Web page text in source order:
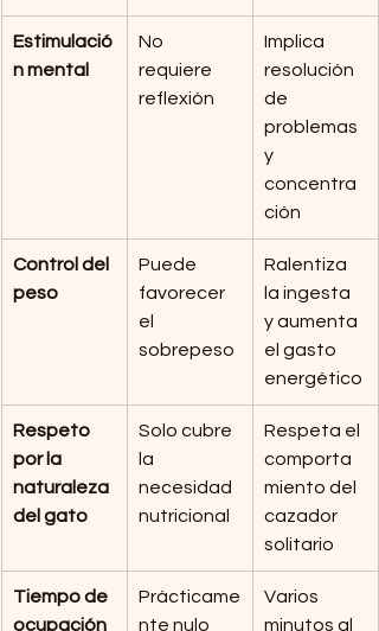
Estimulació
n mental
No
requiere
reflexión
Implica
resolución
de
problemas
y
concentra
ción
Control del
peso
Puede
favorecer
el
sobrepeso
Ralentiza
la ingesta
y aumenta
el gasto
energético
Respeto
por la
naturaleza
del gato
Solo cubre
la
necesidad
nutricional
Respeta el
comporta
miento del
cazador
solitario
Tiempo de
ocupación
Prácticame
nte nulo
Varios
minutos al